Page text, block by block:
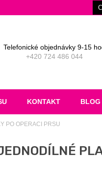
Telefonické objednávky 9-15
+420 724 486 044
KONTAKT BLOG
PO OPERACI PRSU